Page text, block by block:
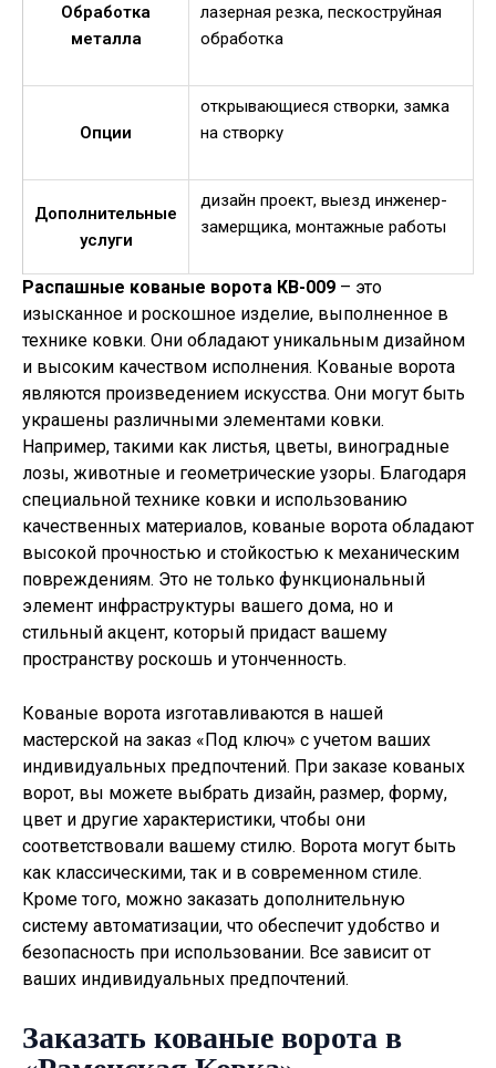
Обработка
металла
лазерная резка, пескоструйная
обработка
Опции
открывающиеся створки, замка
на створку
Дополнительные
услуги
дизайн проект, выезд инженер-
замерщика, монтажные работы
Распашные кованые ворота КВ-009 – это
изысканное и роскошное изделие, выполненное в
технике ковки. Они обладают уникальным дизайном
и высоким качеством исполнения. Кованые ворота
являются произведением искусства. Они могут быть
украшены различными элементами ковки.
Например, такими как листья, цветы, виноградные
лозы, животные и геометрические узоры. Благодаря
специальной технике ковки и использованию
качественных материалов, кованые ворота обладают
высокой прочностью и стойкостью к механическим
повреждениям. Это не только функциональный
элемент инфраструктуры вашего дома, но и
стильный акцент, который придаст вашему
пространству роскошь и утонченность.
Кованые ворота изготавливаются в нашей
мастерской на заказ «Под ключ» с учетом ваших
индивидуальных предпочтений. При заказе кованых
ворот, вы можете выбрать дизайн, размер, форму,
цвет и другие характеристики, чтобы они
соответствовали вашему стилю. Ворота могут быть
как классическими, так и в современном стиле.
Кроме того, можно заказать дополнительную
систему автоматизации, что обеспечит удобство и
безопасность при использовании. Все зависит от
ваших индивидуальных предпочтений.
Заказать кованые ворота в